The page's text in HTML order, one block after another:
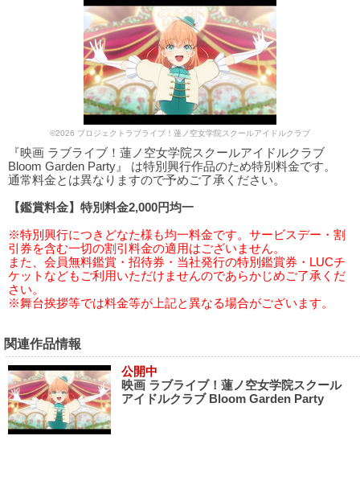
©2026 プロジェクトラブライブ！蓮ノ空女学院スクールアイドルクラブ
『映画 ラブライブ！蓮ノ空女学院スクールアイドルクラブ
Bloom Garden Party』 は特別興行作品のため特別料金です。
通常料金とは異なりますので予めご了承ください。
【鑑賞料金】特別料金2,000円均一
※特別興行につきどなた様も均一料金です。サービスデー・割
引券を含む一切の割引料金の適用はございません。
また、会員無料鑑賞・招待券・当社発行の特別鑑賞券・LUCチ
ケットなどもご利用いただけませんのであらかじめご了承くだ
さい。
※舞台挨拶等では料金等が上記と異なる場合がございます。
関連作品情報
公開中
映画 ラブライブ！蓮ノ空女学院スクール
アイドルクラブ Bloom Garden Party